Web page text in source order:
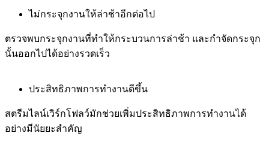
ไม่กระจุกงานให้ล่าช้าอีกต่อไป
ตรวจพบกระจุกงานที่ทำให้กระบวนการล่าช้า และกำจัดกระจุก
นั้นออกไปได้อย่างรวดเร็ว
ประสิทธิภาพการทำงานดีขึ้น
สตรีมไลน์เวิร์กโฟลว์มักช่วยเพิ่มประสิทธิภาพการทำงานได้
อย่างมีนัยยะสำคัญ